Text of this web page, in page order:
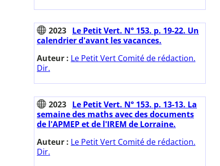
2023 Le Petit Vert. N° 153. p. 19-22. Un
calendrier d'avant les vacances.
Auteur : Le Petit Vert Comité de rédaction.
Dir.
2023 Le Petit Vert. N° 153. p. 13-13. La
semaine des maths avec des documents
de l'APMEP et de l'IREM de Lorraine.
Auteur : Le Petit Vert Comité de rédaction.
Dir.